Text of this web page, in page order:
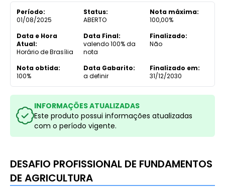
Período:
01/08/2025
Status:
ABERTO
Nota máxima:
100,00%
Data e Hora
Atual:
Horário de Brasília
Data Final:
valendo 100% da
nota
Finalizado:
Não
Nota obtida:
100%
Data Gabarito:
a definir
Finalizado em:
31/12/2030
INFORMAÇÕES ATUALIZADAS
Este produto possui informações atualizadas
com o período vigente.
DESAFIO PROFISSIONAL DE FUNDAMENTOS
DE AGRICULTURA